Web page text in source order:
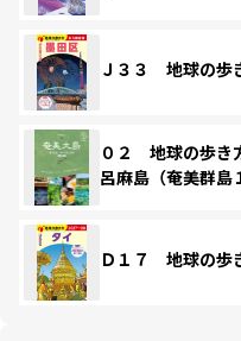
Ｊ３３ 地球の
０２ 地球の歩
呂麻島（奄美群
Ｄ１７ 地球の